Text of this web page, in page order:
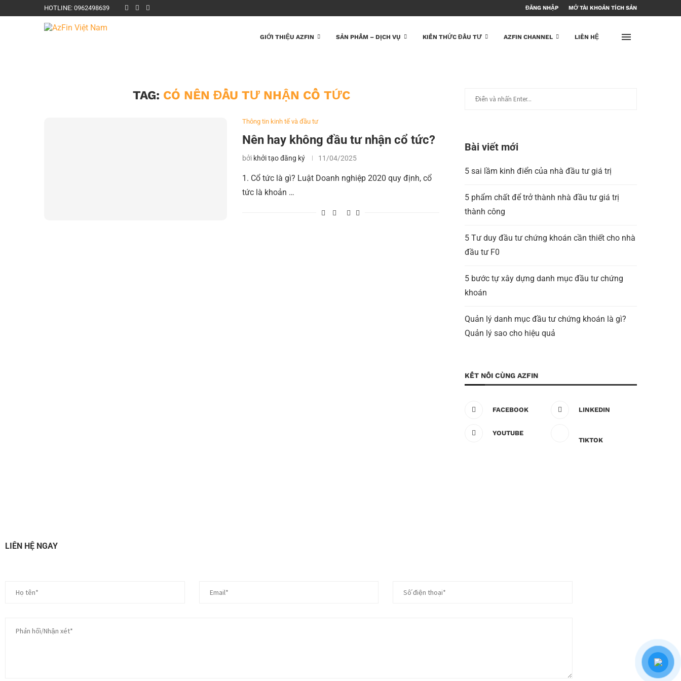
HOTLINE: 0962498639 ĐĂNG NHẬP MỞ TÀI KHOẢN TÍCH SẢN
GIỚI THIỆU AZFIN SẢN PHẨM – DỊCH VỤ KIẾN THỨC ĐẦU TƯ AZFIN CHANNEL LIÊN HỆ
TAG: CÓ NÊN ĐẦU TƯ NHẬN CỔ TỨC
Thông tin kinh tế và đầu tư
Nên hay không đầu tư nhận cổ tức?
bởi khởi tạo đăng ký 11/04/2025
1. Cổ tức là gì? Luật Doanh nghiệp 2020 quy định, cổ
tức là khoản …
Bài viết mới
5 sai lầm kinh điển của nhà đầu tư giá trị
5 phẩm chất để trở thành nhà đầu tư giá trị
thành công
5 Tư duy đầu tư chứng khoán cần thiết cho nhà
đầu tư F0
5 bước tự xây dựng danh mục đầu tư chứng
khoán
Quản lý danh mục đầu tư chứng khoán là gì?
Quản lý sao cho hiệu quả
KẾT NỐI CÙNG AZFIN
FACEBOOK LINKEDIN
YOUTUBE
TIKTOK
LIÊN HỆ NGAY